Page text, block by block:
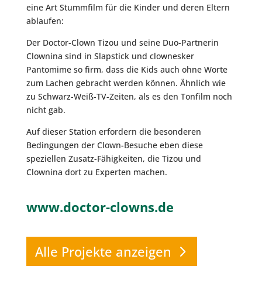
eine Art Stummfilm für die Kinder und deren Eltern
ablaufen:
Der Doctor-Clown Tizou und seine Duo-Partnerin
Clownina sind in Slapstick und clownesker
Pantomime so firm, dass die Kids auch ohne Worte
zum Lachen gebracht werden können. Ähnlich wie
zu Schwarz-Weiß-TV-Zeiten, als es den Tonfilm noch
nicht gab.
Auf dieser Station erfordern die besonderen
Bedingungen der Clown-Besuche eben diese
speziellen Zusatz-Fähigkeiten, die Tizou und
Clownina dort zu Experten machen.
www.doctor-clowns.de
Alle Projekte anzeigen